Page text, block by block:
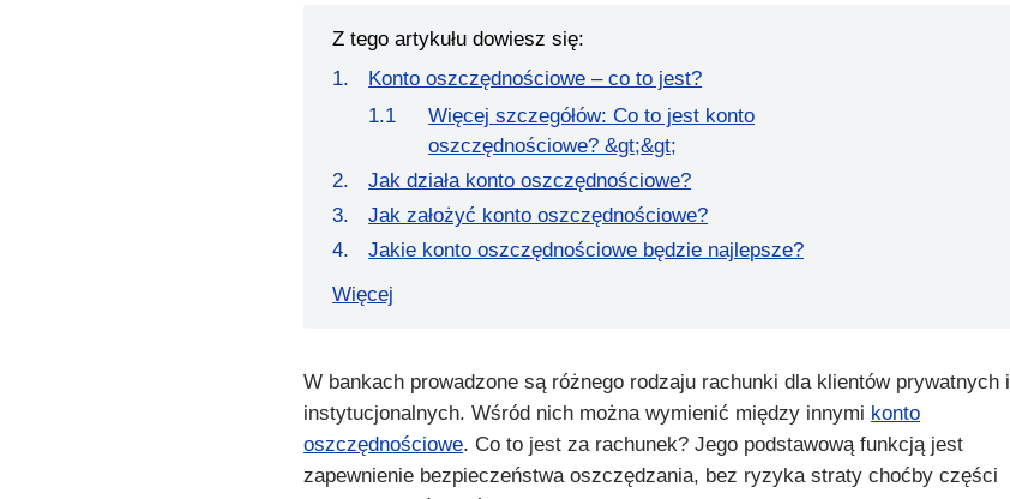
Z tego artykułu dowiesz się:
Konto oszczędnościowe – co to jest?
Więcej szczegółów: Co to jest konto
oszczędnościowe? &gt;&gt;
Jak działa konto oszczędnościowe?
Jak założyć konto oszczędnościowe?
Jakie konto oszczędnościowe będzie najlepsze?
Więcej
W bankach prowadzone są różnego rodzaju rachunki dla klientów prywatnych i
instytucjonalnych. Wśród nich można wymienić między innymi konto
oszczędnościowe. Co to jest za rachunek? Jego podstawową funkcją jest
zapewnienie bezpieczeństwa oszczędzania, bez ryzyka straty choćby części